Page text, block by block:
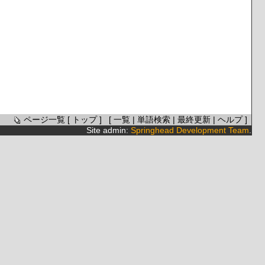
ページ一覧[ トップ] [ 一覧| 単語検索| 最終更新| ヘルプ]
Site admin: Springhead Development Team.